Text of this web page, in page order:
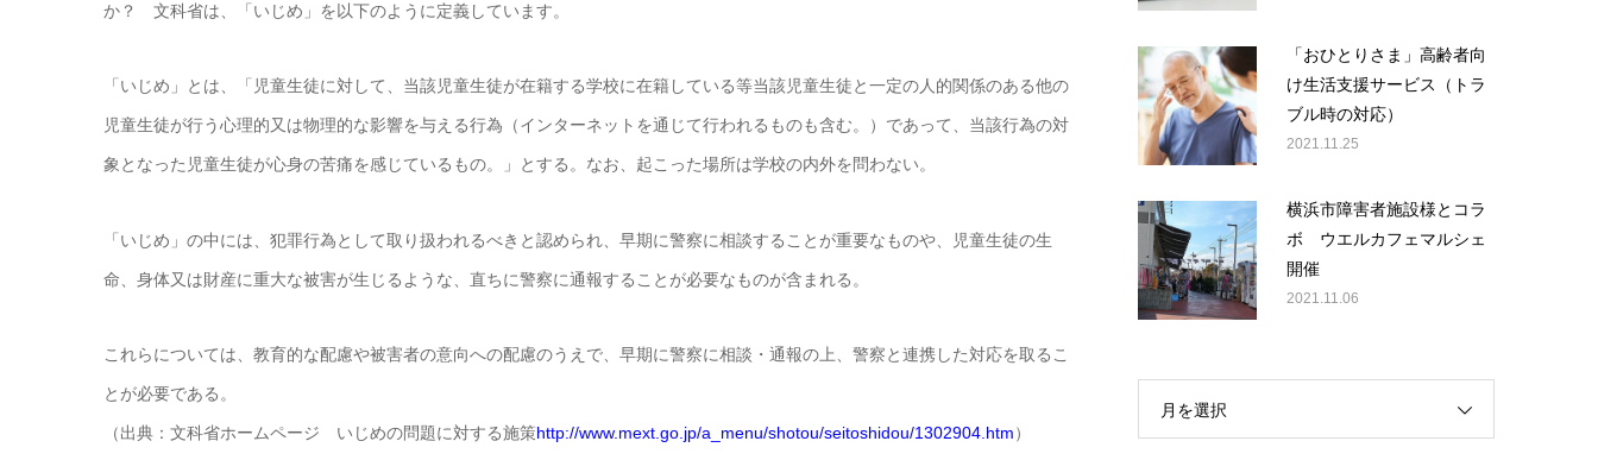
か？ 文科省は、「いじめ」を以下のように定義しています。
「いじめ」とは、「児童生徒に対して、当該児童生徒が在籍する学校に在籍している等当該児童生徒と一定の人的関係のある他の
児童生徒が行う心理的又は物理的な影響を与える行為（インターネットを通じて行われるものも含む。）であって、当該行為の対
象となった児童生徒が心身の苦痛を感じているもの。」とする。なお、起こった場所は学校の内外を問わない。
「いじめ」の中には、犯罪行為として取り扱われるべきと認められ、早期に警察に相談することが重要なものや、児童生徒の生
命、身体又は財産に重大な被害が生じるような、直ちに警察に通報することが必要なものが含まれる。
これらについては、教育的な配慮や被害者の意向への配慮のうえで、早期に警察に相談・通報の上、警察と連携した対応を取るこ
とが必要である。
（出典：文科省ホームページ いじめの問題に対する施策http://www.mext.go.jp/a_menu/shotou/seitoshidou/1302904.htm）
「おひとりさま」高齢者向
け生活支援サービス（トラ
ブル時の対応）
2021.11.25
横浜市障害者施設様とコラ
ボ ウエルカフェマルシェ
開催
2021.11.06
月を選択